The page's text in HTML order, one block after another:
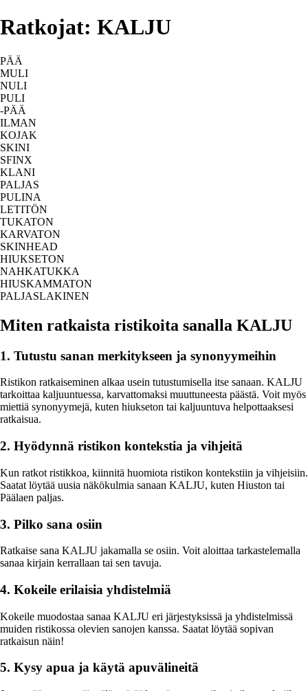
Ratkojat: KALJU
PÄÄ
MULI
NULI
PULI
-PÄÄ
ILMAN
KOJAK
SKINI
SFINX
KLANI
PALJAS
PULINA
LETITÖN
TUKATON
KARVATON
SKINHEAD
HIUKSETON
NAHKATUKKA
HIUSKAMMATON
PALJASLAKINEN
Miten ratkaista ristikoita sanalla KALJU
1. Tutustu sanan merkitykseen ja synonyymeihin
Ristikon ratkaiseminen alkaa usein tutustumisella itse sanaan. KALJU
tarkoittaa kaljuuntuessa, karvattomaksi muuttuneesta päästä. Voit myös
miettiä synonyymejä, kuten hiukseton tai kaljuuntuva helpottaaksesi
ratkaisua.
2. Hyödynnä ristikon kontekstia ja vihjeitä
Kun ratkot ristikkoa, kiinnitä huomiota ristikon kontekstiin ja vihjeisiin.
Saatat löytää uusia näkökulmia sanaan KALJU, kuten Hiuston tai
Päälaen paljas.
3. Pilko sana osiin
Ratkaise sana KALJU jakamalla se osiin. Voit aloittaa tarkastelemalla
sanaa kirjain kerrallaan tai sen tavuja.
4. Kokeile erilaisia yhdistelmiä
Kokeile muodostaa sanaa KALJU eri järjestyksissä ja yhdistelmissä
muiden ristikossa olevien sanojen kanssa. Saatat löytää sopivan
ratkaisun näin!
5. Kysy apua ja käytä apuvälineitä